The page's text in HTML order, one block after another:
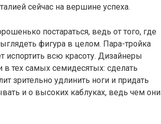
сейчас на вершине успеха.
постараться, ведь от того, где
фигура в целом. Пара-тройка
испортить всю красоту. Дизайнеры
в тех самых семидесятых: сделать
зрительно удлинить ноги и придать
и о высоких каблуках, ведь чем они